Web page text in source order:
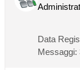
Data
Messaggi: